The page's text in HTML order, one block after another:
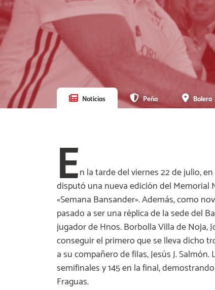
Noticias Peña Bolera
En la tarde del viernes 22 de julio,
disputó una nueva edición del Memorial
«Semana Bansander». Además, como
pasado a ser una réplica de la sede del
jugador de Hnos. Borbolla Villa de Noja,
conseguir el primero que se lleva dicho
a su compañero de filas, Jesús J.
semifinales y 145 en la final,
Fraguas.